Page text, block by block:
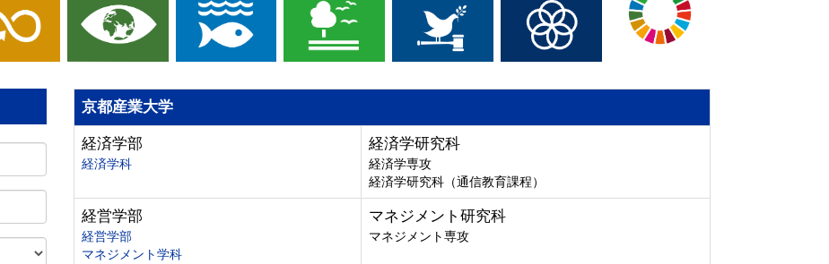
京都産業大学
経済学部
経済学科
経済学研究科
経済学専攻
経済学研究科（通信教育課程）
経営学部
経営学部
マネジメント学科
マネジメント研究科
マネジメント専攻